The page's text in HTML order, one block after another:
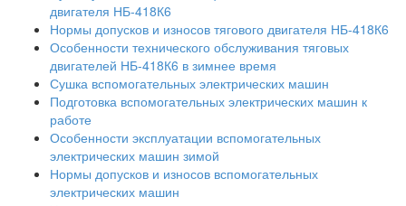
двигателя НБ-418К6
Нормы допусков и износов тягового двигателя НБ-418К6
Особенности технического обслуживания тяговых
двигателей НБ-418К6 в зимнее время
Сушка вспомогательных электрических машин
Подготовка вспомогательных электрических машин к
работе
Особенности эксплуатации вспомогательных
электрических машин зимой
Нормы допусков и износов вспомогательных
электрических машин